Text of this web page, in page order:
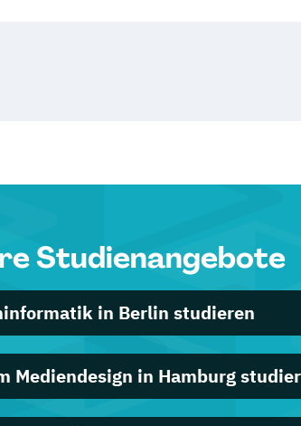
Studienangebote
in Berlin studieren
Mediendesign in Hamburg